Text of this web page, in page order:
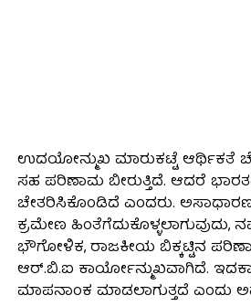
ಉದಯೋನ್ಮುಖ ಮಾರುಕಟ್ಟೆ ಆರ್ಥಿಕತೆ
ಸಹ ಪರಿಣಾಮ ಬೀರುತ್ತಿದೆ. ಆದರೆ
ಚೇತರಿಸಿಕೊಂಡಿದೆ ಎಂದರು.
ಕ್ರಮೇಣ
ಭೌಗೋಳಿಕ, ರಾಜಕೀಯ ಬಿಕ್ಕಟ್ಟಿನ
ಆರ್.ಬಿ.ಐ ಕಾರ್ಯೋನ್ಮುಖವಾಗಿದೆ.
ಮಾಪನಾಂಕ ಮಾಡಲಾಗುತ್ತದೆ ಎಂದು